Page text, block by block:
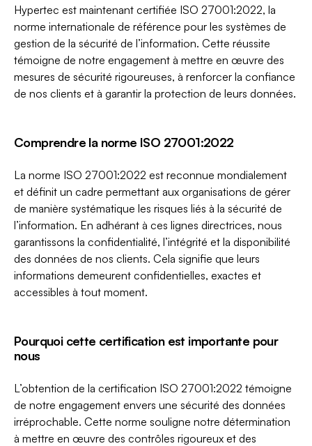
Hypertec est maintenant certifiée ISO 27001:2022, la
norme internationale de référence pour les systèmes de
gestion de la sécurité de l’information. Cette réussite
témoigne de notre engagement à mettre en œuvre des
mesures de sécurité rigoureuses, à renforcer la confiance
de nos clients et à garantir la protection de leurs données.
Comprendre la norme ISO 27001:2022
La norme ISO 27001:2022 est reconnue mondialement
et définit un cadre permettant aux organisations de gérer
de manière systématique les risques liés à la sécurité de
l’information. En adhérant à ces lignes directrices, nous
garantissons la confidentialité, l’intégrité et la disponibilité
des données de nos clients. Cela signifie que leurs
informations demeurent confidentielles, exactes et
accessibles à tout moment.
Pourquoi cette certification est importante pour
nous
L’obtention de la certification ISO 27001:2022 témoigne
de notre engagement envers une sécurité des données
irréprochable. Cette norme souligne notre détermination
à mettre en œuvre des contrôles rigoureux et des